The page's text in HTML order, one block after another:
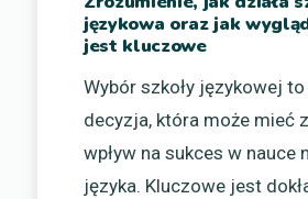
językowa oraz jak
jest kluczowe
Wybór szkoły językowej
decyzja, która może mieć
wpływ na sukces w nauce
języka. Kluczowe jest